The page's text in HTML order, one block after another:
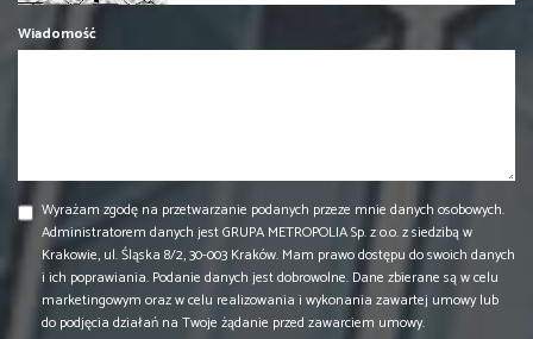
Wiadomość
Wyrażam zgodę na przetwarzanie podanych przeze mnie danych osobowych.
Administratorem danych jest GRUPA METROPOLIA Sp. z o.o. z siedzibą w
Krakowie, ul. Śląska 8/2, 30-003 Kraków. Mam prawo dostępu do swoich danych
i ich poprawiania. Podanie danych jest dobrowolne. Dane zbierane są w celu
marketingowym oraz w celu realizowania i wykonania zawartej umowy lub
do podjęcia działań na Twoje żądanie przed zawarciem umowy.